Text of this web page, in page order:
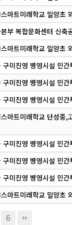
마트미래학교 밀양초
부 복합문화센터 신축
마트미래학교 밀양초
구미진영 병영시설 민
구미진영 병영시설 민
구미진영 병영시설 민
마트미래학교 단성중,
구미진영 병영시설 민
구미진영 병영시설 민
구미진영 병영시설 민
마트미래학교 밀양초
6